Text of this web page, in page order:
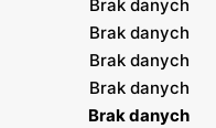
Brak danych
Brak danych
Brak danych
Brak danych
Brak danych